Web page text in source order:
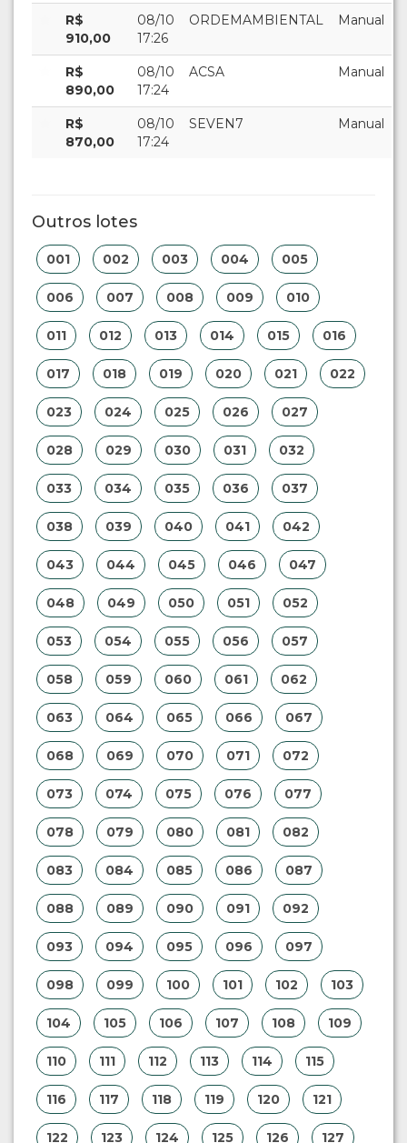
R$
910,00
08/10
17:26
ORDEMAMBIENTAL Manual
R$
890,00
08/10
17:24
ACSA Manual
R$
870,00
08/10
17:24
SEVEN7 Manual
Outros lotes
001 002 003 004 005
006 007 008 009 010
011 012 013 014 015 016
017 018 019 020 021 022
023 024 025 026 027
028 029 030 031 032
033 034 035 036 037
038 039 040 041 042
043 044 045 046 047
048 049 050 051 052
053 054 055 056 057
058 059 060 061 062
063 064 065 066 067
068 069 070 071 072
073 074 075 076 077
078 079 080 081 082
083 084 085 086 087
088 089 090 091 092
093 094 095 096 097
098 099 100 101 102 103
104 105 106 107 108 109
110 111 112 113 114 115
116 117 118 119 120 121
122 123 124 125 126 127